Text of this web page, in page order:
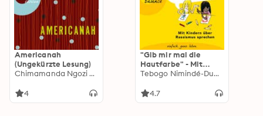
Americanah
(Ungekürzte Lesung)
Chimamanda Ngozi Adichie
4
"Gib mir mal die
Hautfarbe" - Mit
Kindern über
(Ungekürzt)
Tebogo Nimindé-Dundadengar
4.7